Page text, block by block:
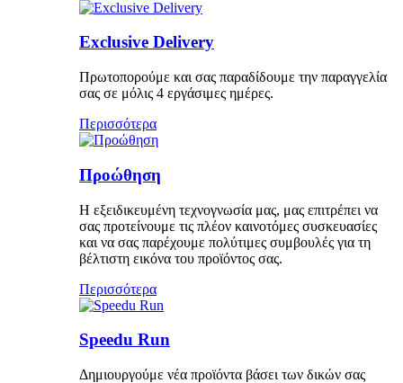
Exclusive Delivery
Πρωτοπορούμε και σας παραδίδουμε την παραγγελία
σας σε μόλις 4 εργάσιμες ημέρες.
Περισσότερα
Προώθηση
Η εξειδικευμένη τεχνογνωσία μας, μας επιτρέπει να
σας προτείνουμε τις πλέον καινοτόμες συσκευασίες
και να σας παρέχουμε πολύτιμες συμβουλές για τη
βέλτιστη εικόνα του προϊόντος σας.
Περισσότερα
Speedu Run
Δημιουργούμε νέα προϊόντα βάσει των δικών σας